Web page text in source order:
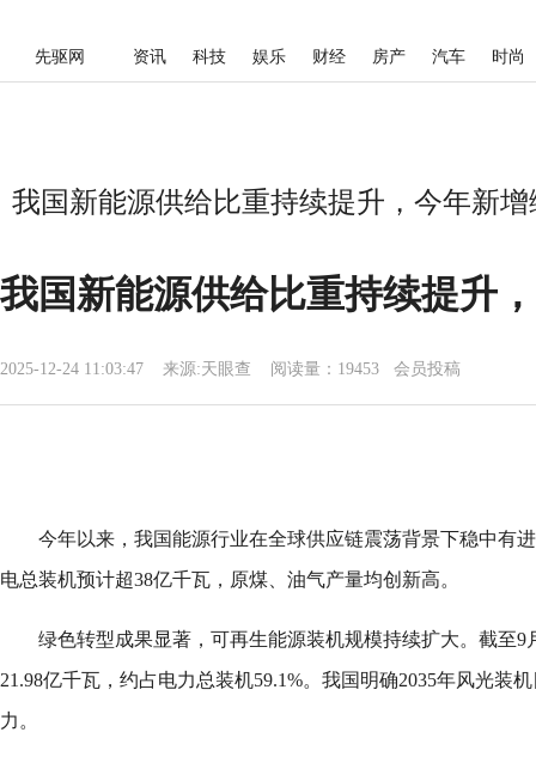
先驱网 资讯 科技 娱乐 财经 房产 汽车 时尚
我国新能源供给比重持续提升，今年新
我国新能源供给比重持续提升
2025-12-24 11:03:47 来源:天眼查 阅读量：19453 会员投稿
今年以来，我国能源行业在全球供应链震荡背景下稳中有
电总装机预计超38亿千瓦，原煤、油气产量均创新高。
绿色转型成果显著，可再生能源装机规模持续扩大。截至9
21.98亿千瓦，约占电力总装机59.1%。我国明确2035年风光装
力。